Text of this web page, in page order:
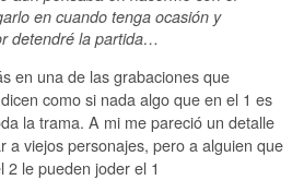
en cuando tenga ocasión y
detendré la partida…
en una de las grabaciones que
como si nada algo que en el 1 es
la trama. A mi me pareció un detalle
a viejos personajes, pero a alguien que
2 le pueden joder el 1